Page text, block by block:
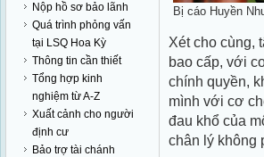
Nộp hồ sơ bảo lãnh
Quá trình phỏng vấn
tại LSQ Hoa Kỳ
Thông tin cần thiết
Tổng hợp kinh
nghiệm từ A-Z
Xuất cảnh cho người
định cư
Bảo trợ tài chánh
Bị cáo Huyền
Xét cho cùng,
bao cấp, với
chính quyền,
mình với cơ
đau khổ của
chân lý không